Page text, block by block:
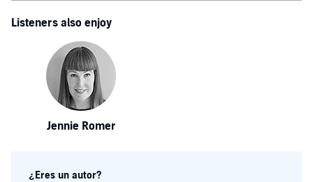
Listeners also enjoy
Jennie Romer
¿Eres un autor?